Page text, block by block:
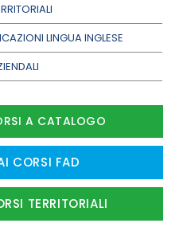
LINGUA INGLESE
A CATALOGO
CORSI FAD
TERRITORIALI